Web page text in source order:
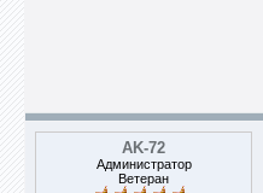
AK-72
Администратор
Ветеран